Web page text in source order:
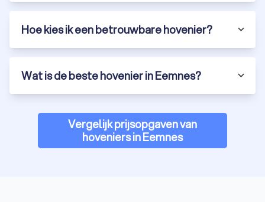
Hoe kies ik een betrouwbare hovenier?
Wat is de beste hovenier in Eemnes?
Vergelijk prijsopgaven van
hoveniers in Eemnes